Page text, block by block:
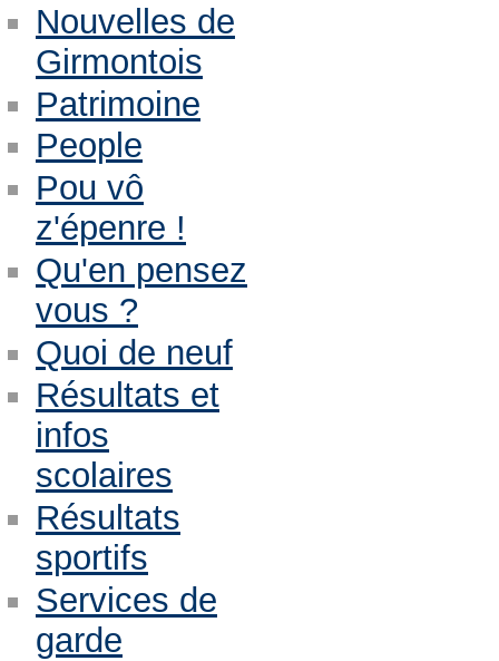
Nouvelles de
Girmontois
Patrimoine
People
Pou vô
z'épenre !
Qu'en pensez
vous ?
Quoi de neuf
Résultats et
infos
scolaires
Résultats
sportifs
Services de
garde